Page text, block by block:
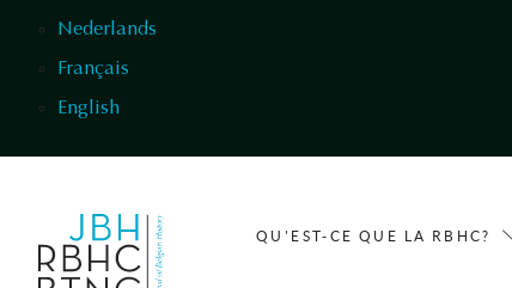
Nederlands
Français
English
QU'EST-CE QUE LA RBHC?